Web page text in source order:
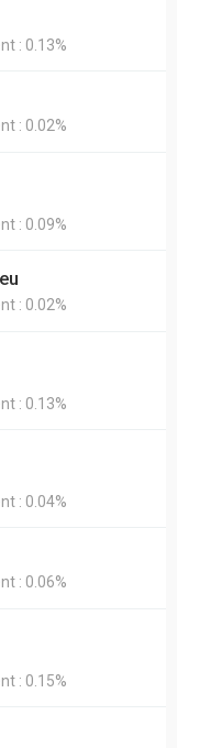
: 0.13%
: 0.02%
: 0.09%
: 0.02%
: 0.13%
: 0.04%
: 0.06%
: 0.15%